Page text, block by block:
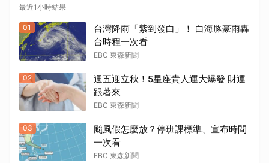
最近1小時結果
01
台灣降雨「紫到發白」！ 白海豚豪雨轟
台時程一次看
EBC 東森新聞
02
週五迎立秋！5星座貴人運大爆發 財運
跟著來
EBC 東森新聞
03
颱風假怎麼放？停班課標準、宣布時間
一次看
EBC 東森新聞